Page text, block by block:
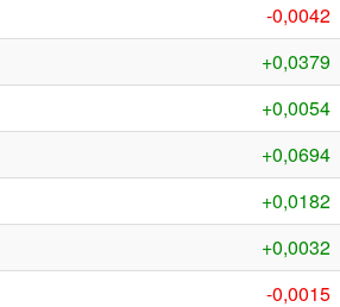
-0,0042
+0,0379
+0,0054
+0,0694
+0,0182
+0,0032
-0,0015